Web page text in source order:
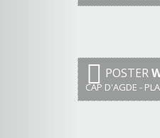
POSTER
CAP D'AGDE -